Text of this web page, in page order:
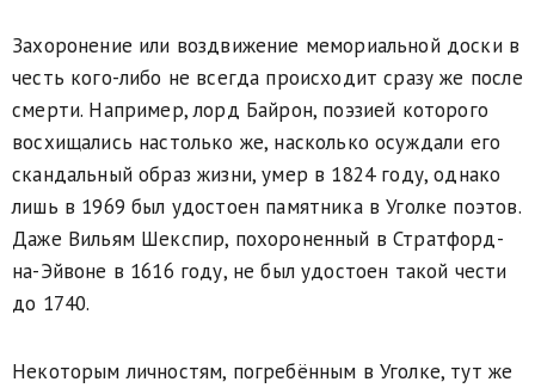
Захоронение или воздвижение мемориальной доски в
честь кого-либо не всегда происходит сразу же после
смерти. Например, лорд Байрон, поэзией которого
восхищались настолько же, насколько осуждали его
скандальный образ жизни, умер в 1824 году, однако
лишь в 1969 был удостоен памятника в Уголке поэтов.
Даже Вильям Шекспир, похороненный в Стратфорд-
на-Эйвоне в 1616 году, не был удостоен такой чести
до 1740.
Некоторым личностям, погребённым в Уголке, тут же